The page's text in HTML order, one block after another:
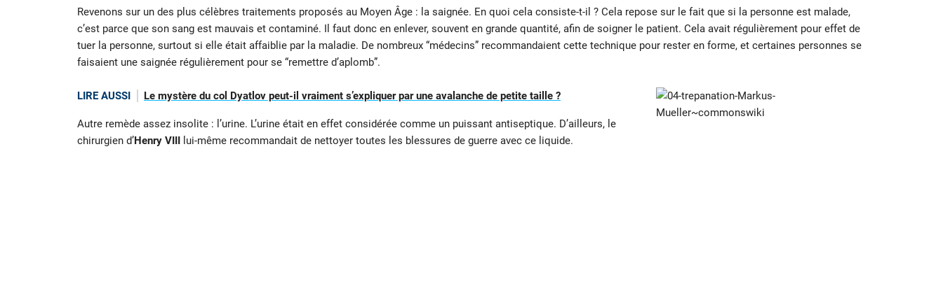
Revenons sur un des plus célèbres traitements proposés au Moyen Âge : la saignée. En quoi cela consiste-t-il ? Cela repose sur le fait que si la personne est malade,
c’est parce que son sang est mauvais et contaminé. Il faut donc en enlever, souvent en grande quantité, afin de soigner le patient. Cela avait régulièrement pour effet de
tuer la personne, surtout si elle était affaiblie par la maladie. De nombreux “médecins” recommandaient cette technique pour rester en forme, et certaines personnes se
faisaient une saignée régulièrement pour se “remettre d’aplomb”.
LIRE AUSSI Le mystère du col Dyatlov peut-il vraiment s’expliquer par une avalanche de petite taille ?
Autre remède assez insolite : l’urine. L’urine était en effet considérée comme un puissant antiseptique. D’ailleurs, le
chirurgien d’Henry VIIIlui-même recommandait de nettoyer toutes les blessures de guerre avec ce liquide.